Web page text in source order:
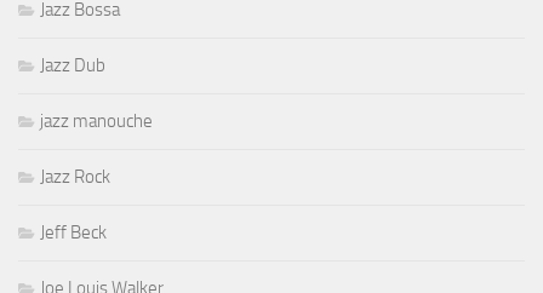
Jazz Bossa
Jazz Dub
jazz manouche
Jazz Rock
Jeff Beck